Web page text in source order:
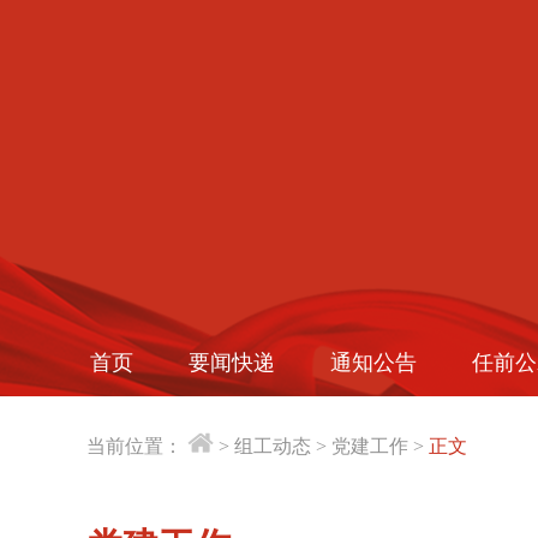
首页 要闻快递 通知公告 任前
当前位置： > 组工动态 > 党建工作 > 正文